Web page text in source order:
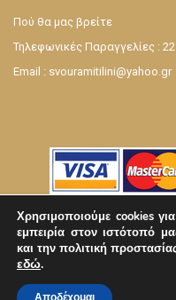
Πού θα μας βρείτε
Τηλεφωνικές Παραγγελίες :
Email : svouramitilini@yahoo.gr
Χρησιμοποιούμε cookies
εμπειρία στον ιστότοπό
και την πολιτική
εδώ.